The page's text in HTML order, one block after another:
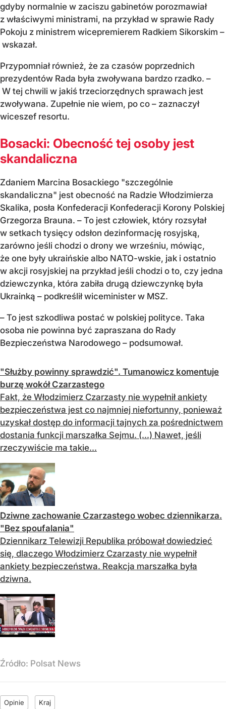
gdyby normalnie w zaciszu gabinetów porozmawiał
z właściwymi ministrami, na przykład w sprawie Rady
Pokoju z ministrem wicepremierem Radkiem Sikorskim –
wskazał.
Przypomniał również, że za czasów poprzednich
prezydentów Rada była zwoływana bardzo rzadko. –
W tej chwili w jakiś trzeciorzędnych sprawach jest
zwoływana. Zupełnie nie wiem, po co – zaznaczył
wiceszef resortu.
Bosacki: Obecność tej osoby jest
skandaliczna
Zdaniem Marcina Bosackiego "szczególnie
skandaliczna" jest obecność na Radzie Włodzimierza
Skalika, posła Konfederacji Konfederacji Korony Polskiej
Grzegorza Brauna. – To jest człowiek, który rozsyłał
w setkach tysięcy odsłon dezinformację rosyjską,
zarówno jeśli chodzi o drony we wrześniu, mówiąc,
że one były ukraińskie albo NATO-wskie, jak i ostatnio
w akcji rosyjskiej na przykład jeśli chodzi o to, czy jedna
dziewczynka, która zabiła drugą dziewczynkę była
Ukrainką – podkreślił wiceminister w MSZ.
– To jest szkodliwa postać w polskiej polityce. Taka
osoba nie powinna być zapraszana do Rady
Bezpieczeństwa Narodowego – podsumował.
"Służby powinny sprawdzić". Tumanowicz komentuje
burzę wokół Czarzastego
Fakt, że Włodzimierz Czarzasty nie wypełnił ankiety
bezpieczeństwa jest co najmniej niefortunny, ponieważ
uzyskał dostęp do informacji tajnych za pośrednictwem
dostania funkcji marszałka Sejmu. (...) Nawet, jeśli
rzeczywiście ma takie...
Dziwne zachowanie Czarzastego wobec dziennikarza.
"Bez spoufalania"
Dziennikarz Telewizji Republika próbował dowiedzieć
się, dlaczego Włodzimierz Czarzasty nie wypełnił
ankiety bezpieczeństwa. Reakcja marszałka była
dziwna.
Źródło: Polsat News
Opinie Kraj